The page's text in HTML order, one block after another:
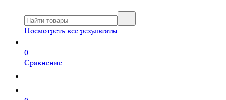
Посмотреть все результаты
0
Сравнение